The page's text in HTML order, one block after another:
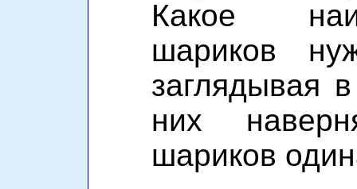
Какое
шариков
заглядывая
них
шариков